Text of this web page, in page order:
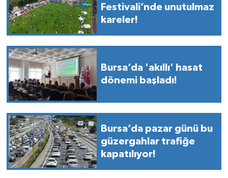
Festivali’nde unutulmaz
kareler!
Bursa’da 'akıllı' hasat
dönemi başladı!
Bursa’da pazar günü bu
güzergahlar trafiğe
kapatılıyor!